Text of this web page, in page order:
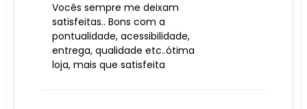
Vocês sempre me deixam
satisfeitas.. Bons com a
pontualidade, acessibilidade,
entrega, qualidade etc..ótima
loja, mais que satisfeita